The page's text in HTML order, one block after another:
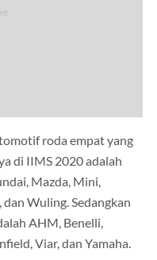
roda empat yang
di IIMS 2020 adalah
Mazda, Mini,
Wuling. Sedangkan
AHM, Benelli,
Viar, dan Yamaha.